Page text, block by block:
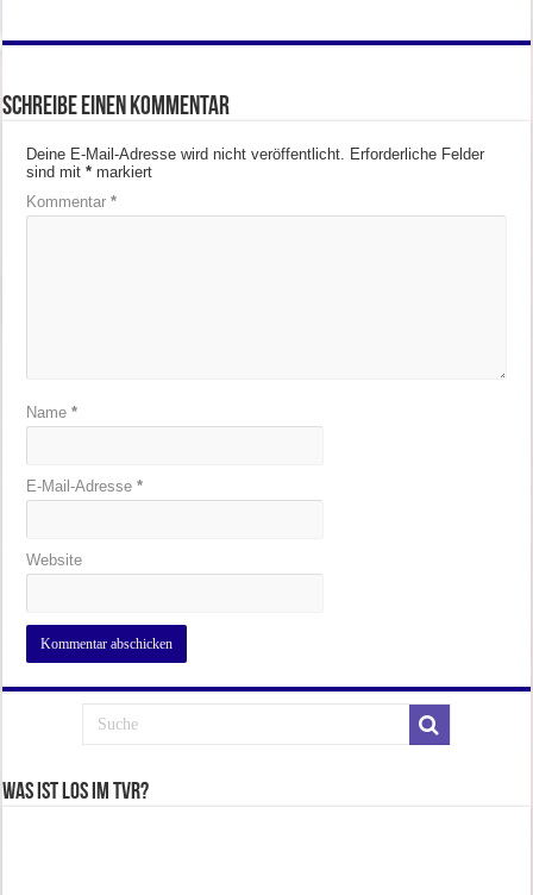
Schreibe einen Kommentar
Deine E-Mail-Adresse wird nicht veröffentlicht. Erforderliche Felder
sind mit* markiert
Kommentar*
Name*
E-Mail-Adresse*
Website
Was ist los im TVR?